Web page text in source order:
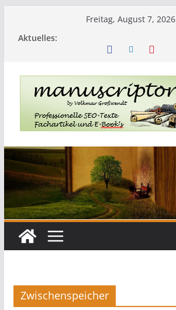
Freitag, August 7, 2026
Aktuelles:
Zwischenspeicher